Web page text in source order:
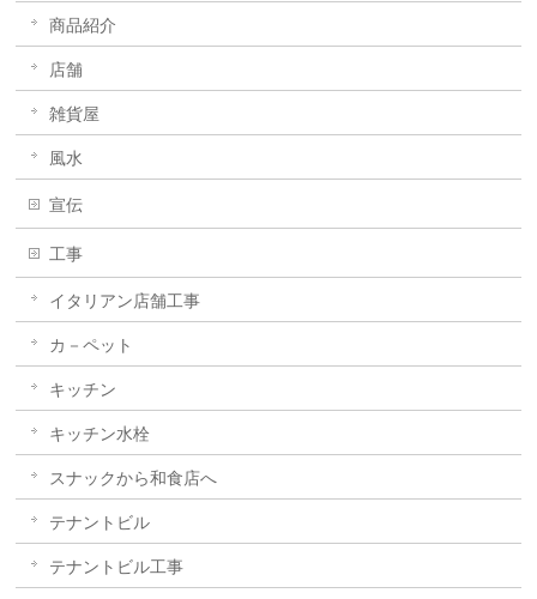
商品紹介
店舗
雑貨屋
風水
宣伝
工事
イタリアン店舗工事
カ－ペット
キッチン
キッチン水栓
スナックから和食店へ
テナントビル
テナントビル工事